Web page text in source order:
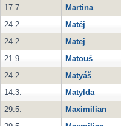
17.7.
Martina
24.2.
Matěj
24.2.
Matej
21.9.
Matouš
24.2.
Matyáš
14.3.
Matylda
29.5.
Maximilian